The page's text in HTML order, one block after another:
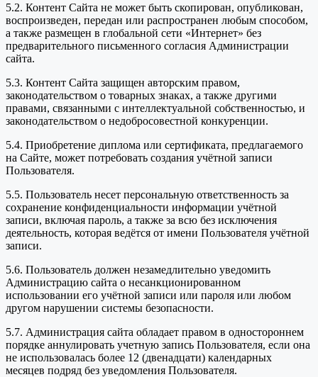
5.2. Контент Сайта не может быть скопирован, опубликован,
воспроизведен, передан или распространен любым способом,
а также размещен в глобальной сети «Интернет» без
предварительного письменного согласия Администрации
сайта.
5.3. Контент Сайта защищен авторским правом,
законодательством о товарных знаках, а также другими
правами, связанными с интеллектуальной собственностью, и
законодательством о недобросовестной конкуренции.
5.4. Приобретение диплома или сертификата, предлагаемого
на Сайте, может потребовать создания учётной записи
Пользователя.
5.5. Пользователь несет персональную ответственность за
сохранение конфиденциальности информации учётной
записи, включая пароль, а также за всю без исключения
деятельность, которая ведётся от имени Пользователя учётной
записи.
5.6. Пользователь должен незамедлительно уведомить
Администрацию сайта о несанкционированном
использовании его учётной записи или пароля или любом
другом нарушении системы безопасности.
5.7. Администрация сайта обладает правом в одностороннем
порядке аннулировать учетную запись Пользователя, если она
не использовалась более 12 (двенадцати) календарных
месяцев подряд без уведомления Пользователя.